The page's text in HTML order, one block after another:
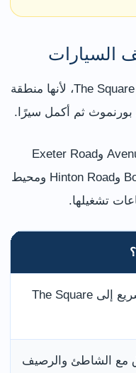
السيارات
لا يوجد موقف خاص بالسوق داخل The Square، لأنها منطقة
ثم أكمل سيرًا.
توجد مواقف متعددة حول Avenue Road وExeter Road
وBournemouth International Centre وHinton Road ومحيط
تشغيلها.
للوصول السريع إلى The Square
مع الشاطئ والرصيف